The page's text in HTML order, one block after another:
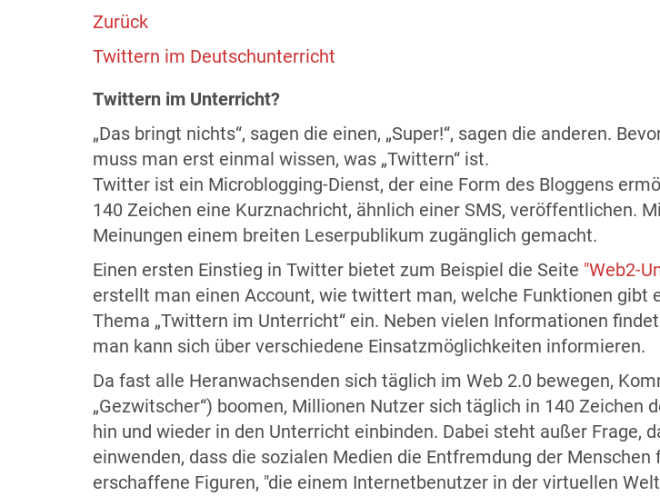
Zurück
Twittern im Deutschunterricht
Twittern im Unterricht?
„Das bringt nichts“, sagen die einen, „Super!“, sagen die anderen.
muss man erst einmal wissen, was „Twittern“ ist.
Twitter ist ein Microblogging-Dienst, der eine Form des Bloggens
140 Zeichen eine Kurznachricht, ähnlich einer SMS, veröffentlichen.
Meinungen einem breiten Leserpublikum zugänglich gemacht.
Einen ersten Einstieg in Twitter bietet zum Beispiel die Seite "Web2-
erstellt man einen Account, wie twittert man, welche Funktionen gibt
Thema „Twittern im Unterricht“ ein. Neben vielen Informationen
man kann sich über verschiedene Einsatzmöglichkeiten informieren.
Da fast alle Heranwachsenden sich täglich im Web 2.0 bewegen,
„Gezwitscher“) boomen, Millionen Nutzer sich täglich in 140
hin und wieder in den Unterricht einbinden. Dabei steht außer Frage,
einwenden, dass die sozialen Medien die Entfremdung der Menschen
erschaffene Figuren, "die einem Internetbenutzer in der virtuellen